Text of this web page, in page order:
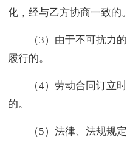
化，经与乙方协商一致的。
（3）由于不可抗力
履行的。
（4）劳动合同订立
的。
（5）法律、法规规